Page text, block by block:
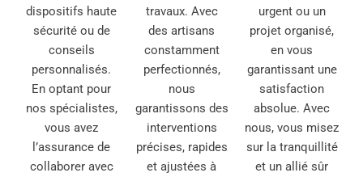
dispositifs haute
sécurité ou de
conseils
personnalisés.
En optant pour
nos spécialistes,
vous avez
l’assurance de
collaborer avec
travaux. Avec
des artisans
constamment
perfectionnés,
nous
garantissons des
interventions
précises, rapides
et ajustées à
urgent ou un
projet organisé,
en vous
garantissant une
satisfaction
absolue. Avec
nous, vous misez
sur la tranquillité
et un allié sûr